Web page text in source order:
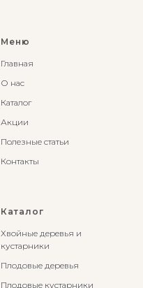
Меню
Главная
О нас
Каталог
Акции
Полезные статьи
Контакты
Каталог
Хвойные деревья и
кустарники
Плодовые деревья
Плодовые кустарники